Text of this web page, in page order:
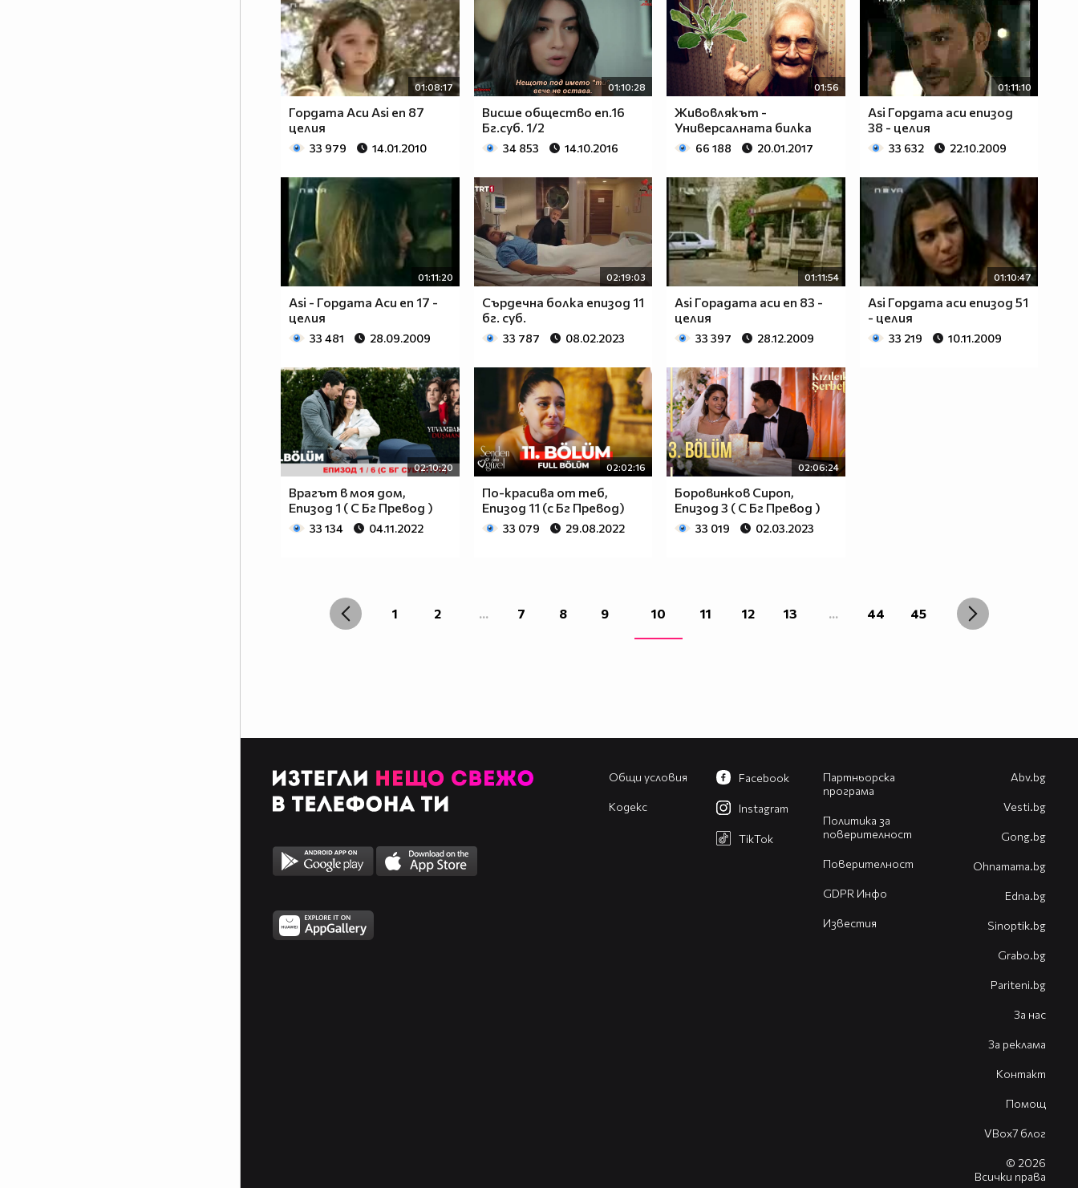
01:08:17
Гордата Аси Asi еп 87
целия
33 979 14.01.2010
01:10:28
Висше общество еп.16
Бг.суб. 1/2
34 853 14.10.2016
01:56
Живовлякът -
Универсалната билка
66 188 20.01.2017
01:11:10
Asi Гордата аси епизод
38 - целия
33 632 22.10.2009
01:11:20
Asi - Гордата Аси еп 17 -
целия
33 481 28.09.2009
02:19:03
Сърдечна болка епизод 11
бг. суб.
33 787 08.02.2023
01:11:54
Asi Горадата аси еп 83 -
целия
33 397 28.12.2009
01:10:47
Asi Гордата аси епизод 51
- целия
33 219 10.11.2009
02:10:20
Врагът в моя дом,
Епизод 1 ( С Бг Превод )
33 134 04.11.2022
02:02:16
По-красива от теб,
Епизод 11 (с Бг Превод)
33 079 29.08.2022
02:06:24
Боровинков Сироп,
Епизод 3 ( С Бг Превод )
33 019 02.03.2023
1 2 ... 7 8 9 10 11 12 13 ... 44 45
Общи условия
Кодекс
Партньорска
програма
Политика за
поверителност
Поверителност
GDPR Инфо
Известия
Facebook
Instagram
TikTok
Abv.bg
Vesti.bg
Gong.bg
Оhnamama.bg
Edna.bg
Sinoptik.bg
Grabo.bg
Pariteni.bg
За нас
За реклама
Контакт
Помощ
VBox7 блог
© 2026
Всички права